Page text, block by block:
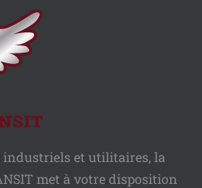
industriels et utilitaires, la
met à votre disposition